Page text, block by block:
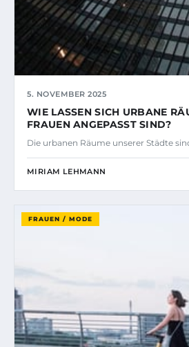
5. NOVEMBER 2025
WIE LASSEN SICH URBANE
FRAUEN ANGEPASST SIND?
Die urbanen Räume unserer Städte
MIRIAM LEHMANN
FRAUEN / MODE